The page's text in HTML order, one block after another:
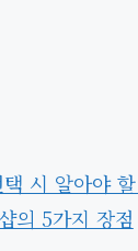
시 알아야
의 5가지 장점